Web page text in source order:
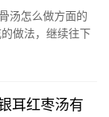
汤怎么做方面的
做法，继续往下
耳红枣汤有